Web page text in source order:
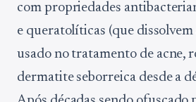
com propriedades
e queratolíticas (que dissolvem
usado no tratamento de acne,
dermatite seborreica desde a